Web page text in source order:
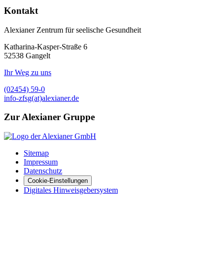
Kontakt
Alexianer Zentrum für seelische Gesundheit
Katharina-Kasper-Straße 6
52538 Gangelt
Ihr Weg zu uns
(02454) 59-0
info-zfsg(at)alexianer.de
Zur Alexianer Gruppe
Sitemap
Impressum
Datenschutz
Cookie-Einstellungen
Digitales Hinweisgebersystem